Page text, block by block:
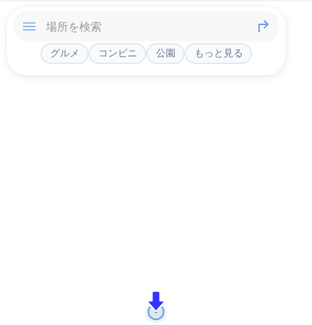
グルメ コンビニ 公園 もっと見る